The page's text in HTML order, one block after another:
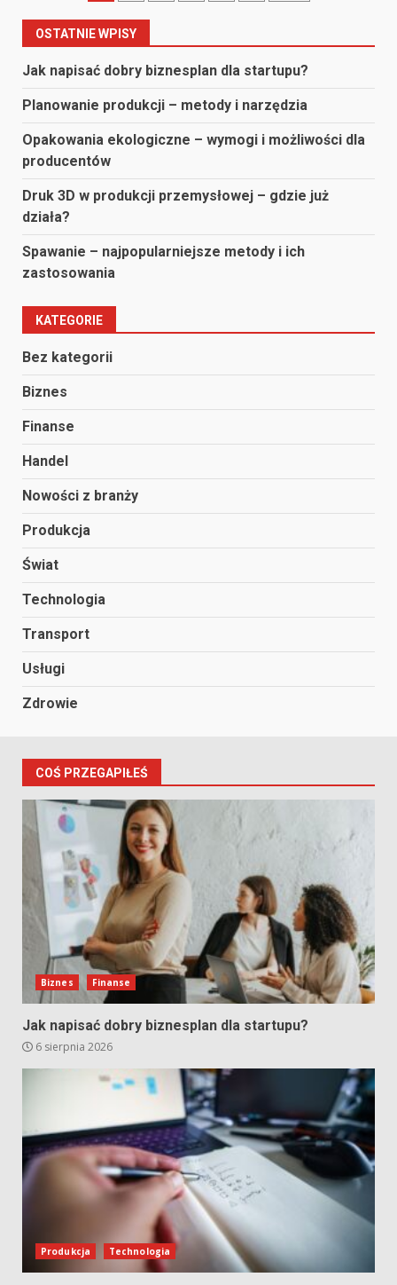
po
wpisach
OSTATNIE WPISY
Jak napisać dobry biznesplan dla startupu?
Planowanie produkcji – metody i narzędzia
Opakowania ekologiczne – wymogi i możliwości dla
producentów
Druk 3D w produkcji przemysłowej – gdzie już
działa?
Spawanie – najpopularniejsze metody i ich
zastosowania
KATEGORIE
Bez kategorii
Biznes
Finanse
Handel
Nowości z branży
Produkcja
Świat
Technologia
Transport
Usługi
Zdrowie
COŚ PRZEGAPIŁEŚ
Biznes Finanse
Jak napisać dobry biznesplan dla startupu?
6 sierpnia 2026
Produkcja Technologia